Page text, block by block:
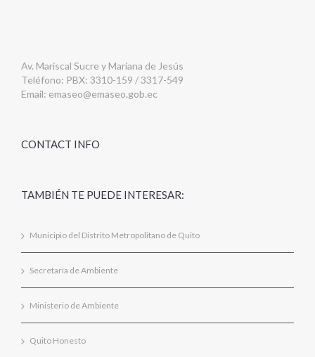
Av. Mariscal Sucre y Mariana de Jesús
Teléfono: PBX: 3310-159 / 3317-549
Email: emaseo@emaseo.gob.ec
CONTACT INFO
TAMBIÉN TE PUEDE INTERESAR:
Municipio del Distrito Metropolitano de Quito
Secretaría de Ambiente
Ministerio de Ambiente
Quito Honesto